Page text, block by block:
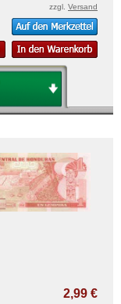
zzgl. Versand
2,99 €